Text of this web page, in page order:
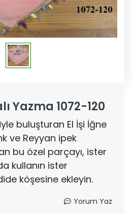
Yazma 1072-120
buluşturan El İşi İğne
ve Reyyan ipek
bu özel parçayı, ister
kullanın ister
köşesine ekleyin.
Yorum Yaz